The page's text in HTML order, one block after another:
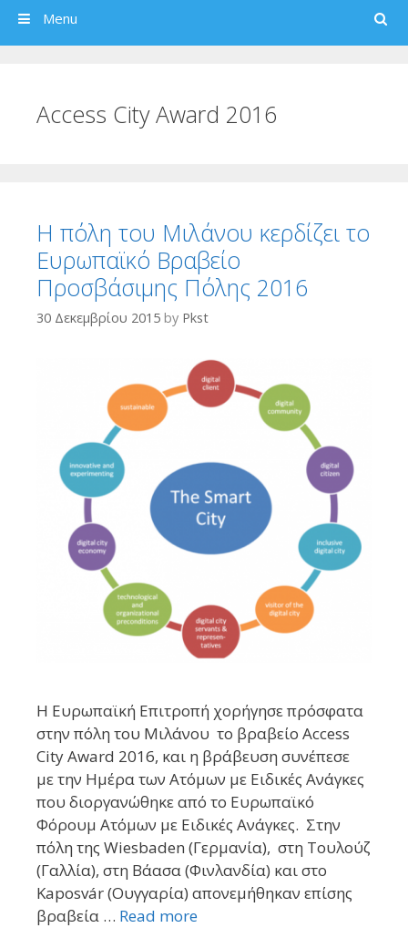
Search
Menu
Access City Award 2016
Η πόλη του Μιλάνου κερδίζει το
Ευρωπαϊκό Βραβείο
Προσβάσιμης Πόλης 2016
30 Δεκεμβρίου 2015 by Pkst
Η Ευρωπαϊκή Επιτροπή χορήγησε πρόσφατα
στην πόλη του Μιλάνου το βραβείο Access
City Award 2016, και η βράβευση συνέπεσε
με την Ημέρα των Ατόμων με Ειδικές Ανάγκες
που διοργανώθηκε από το Ευρωπαϊκό
Φόρουμ Ατόμων με Ειδικές Ανάγκες. Στην
πόλη της Wiesbaden (Γερμανία), στη Τουλούζ
(Γαλλία), στη Βάασα (Φινλανδία) και στο
Kaposvár (Ουγγαρία) απονεμήθηκαν επίσης
βραβεία … Read more